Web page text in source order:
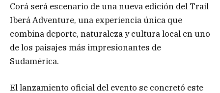
Corá será escenario de una nueva edición del Trail
Iberá Adventure, una experiencia única que
combina deporte, naturaleza y cultura local en uno
de los paisajes más impresionantes de
Sudamérica.
El lanzamiento oficial del evento se concretó este